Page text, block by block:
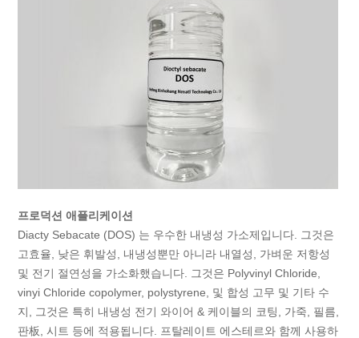
프로덕션 애플리케이션
Diacty Sebacate (DOS) 는 우수한 내냉성 가소제입니다. 그것은
고효율, 낮은 휘발성, 내냉성뿐만 아니라 내열성, 가벼운 저항성
및 전기 절연성을 가소화했습니다. 그것은 Polyvinyl Chloride,
vinyi Chloride copolymer, polystyrene, 및 합성 고무 및 기타 수
지, 그것은 특히 내냉성 전기 와이어 & 케이블의 코팅, 가죽, 필름,
판板, 시트 등에 적용됩니다. 프탈레이트 에스테르와 함께 사용하